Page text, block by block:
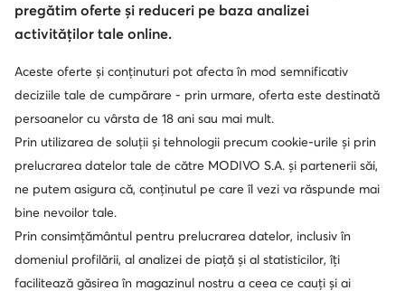
Schimbă țara: Rumunia (RO)
Despre noi
Informații
pregătim oferte și reduceri pe baza analizei
activităților tale online.
Aceste oferte și conținuturi pot afecta în mod semnificativ
deciziile tale de cumpărare - prin urmare, oferta este destinată
persoanelor cu vârsta de 18 ani sau mai mult.
Prin utilizarea de soluții și tehnologii precum cookie-urile și prin
prelucrarea datelor tale de către MODIVO S.A. și partenerii săi,
ne putem asigura că, conținutul pe care îl vezi va răspunde mai
bine nevoilor tale.
Prin consimțământul pentru prelucrarea datelor, inclusiv în
domeniul profilării, al analizei de piață și al statisticilor, îți
facilitează găsirea în magazinul nostru a ceea ce cauți și ai